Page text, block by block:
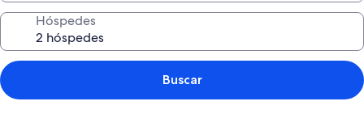
Hóspedes
Buscar